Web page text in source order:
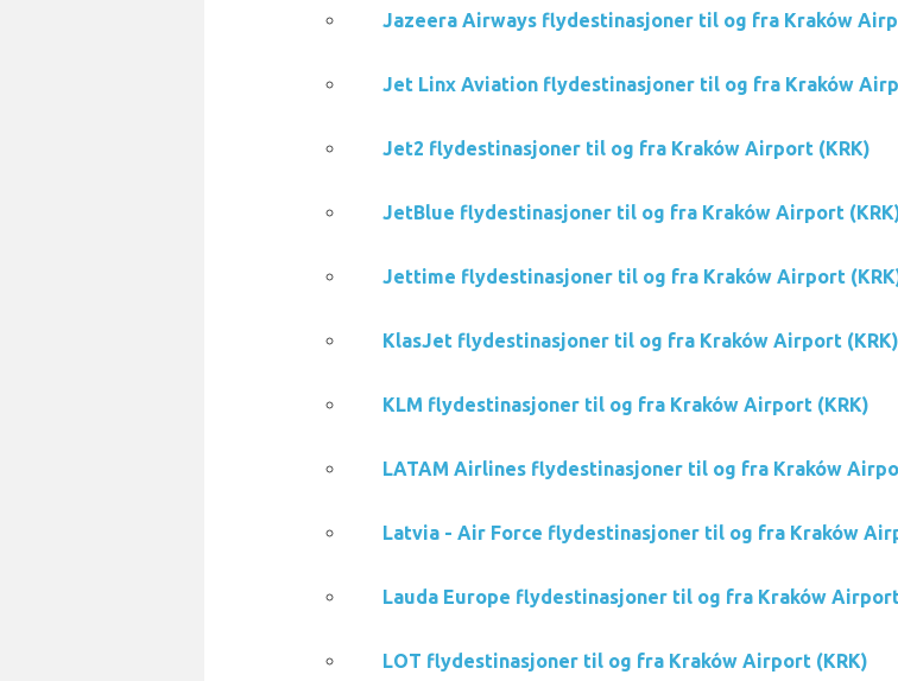
Jazeera Airways flydestinasjoner til og fra Kraków
Jet Linx Aviation flydestinasjoner til og fra Kraków
Jet2 flydestinasjoner til og fra Kraków Airport (KRK)
JetBlue flydestinasjoner til og fra Kraków Airport
Jettime flydestinasjoner til og fra Kraków Airport
KlasJet flydestinasjoner til og fra Kraków Airport (KRK)
KLM flydestinasjoner til og fra Kraków Airport (KRK)
LATAM Airlines flydestinasjoner til og fra Kraków
Latvia - Air Force flydestinasjoner til og fra Kraków
Lauda Europe flydestinasjoner til og fra Kraków Airport
LOT flydestinasjoner til og fra Kraków Airport (KRK)